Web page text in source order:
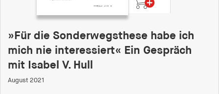
»Für die Sonderwegsthese habe ich
mich nie interessiert« Ein Gespräch
mit Isabel V. Hull
August 2021